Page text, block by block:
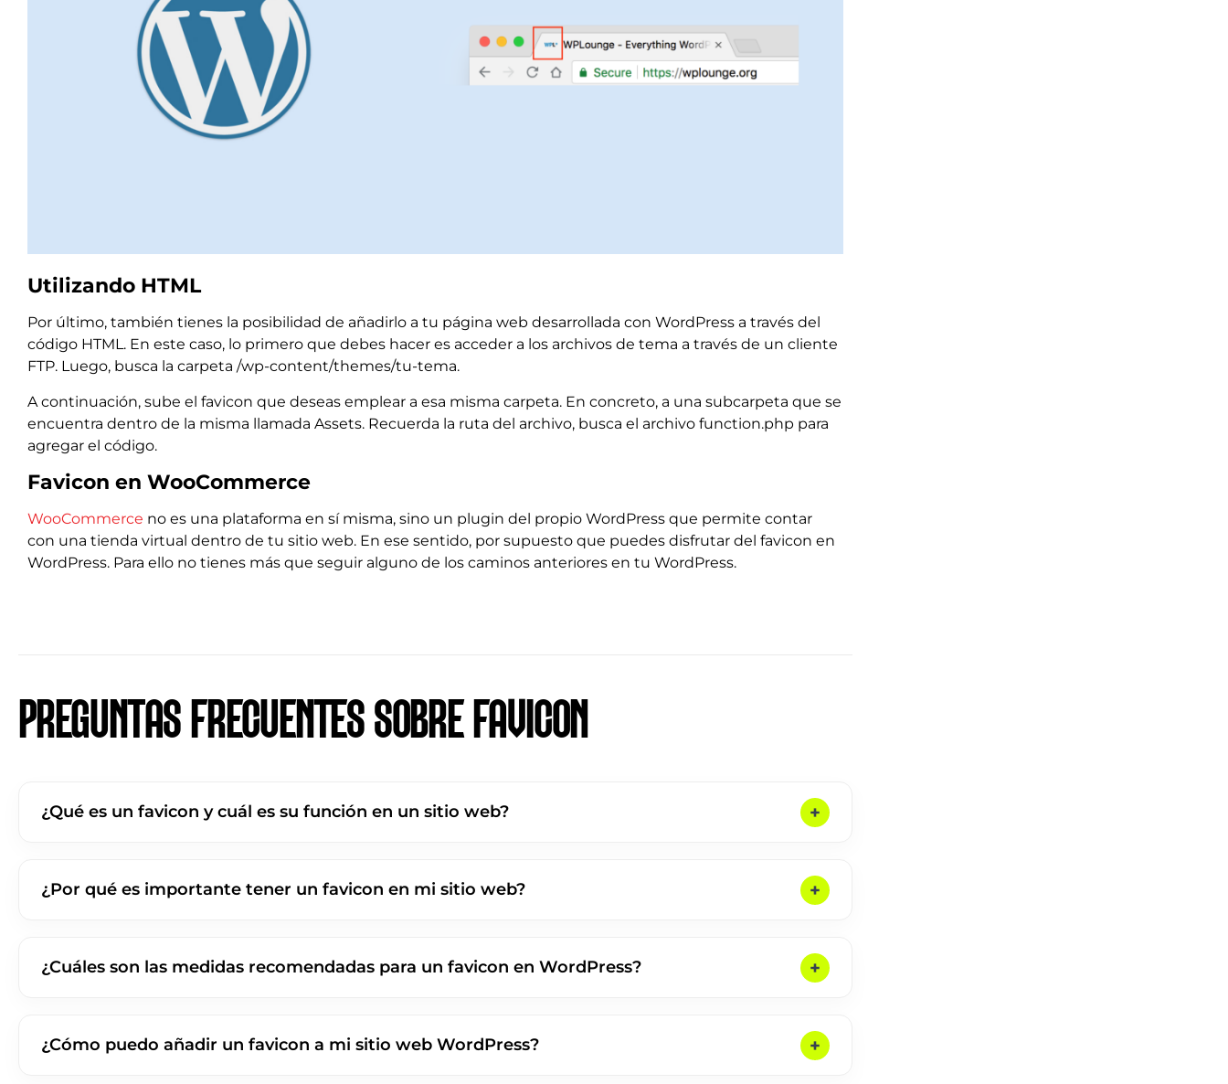
Utilizando HTML
Por último, también tienes la posibilidad de añadirlo a tu página web desarrollada con WordPress a través del
código HTML. En este caso, lo primero que debes hacer es acceder a los archivos de tema a través de un cliente
FTP. Luego, busca la carpeta /wp-content/themes/tu-tema.
A continuación, sube el favicon que deseas emplear a esa misma carpeta. En concreto, a una subcarpeta que se
encuentra dentro de la misma llamada Assets. Recuerda la ruta del archivo, busca el archivo function.php para
agregar el código.
Favicon en WooCommerce
WooCommerce no es una plataforma en sí misma, sino un plugin del propio WordPress que permite contar
con una tienda virtual dentro de tu sitio web. En ese sentido, por supuesto que puedes disfrutar del favicon en
WordPress. Para ello no tienes más que seguir alguno de los caminos anteriores en tu WordPress.
PREGUNTAS FRECUENTES SOBRE FAVICON
¿Qué es un favicon y cuál es su función en un sitio web?
¿Por qué es importante tener un favicon en mi sitio web?
¿Cuáles son las medidas recomendadas para un favicon en WordPress?
¿Cómo puedo añadir un favicon a mi sitio web WordPress?